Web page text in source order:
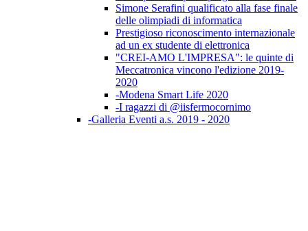
Simone Serafini qualificato alla fase finale
delle olimpiadi di informatica
Prestigioso riconoscimento internazionale
ad un ex studente di elettronica
"CREI-AMO L'IMPRESA": le quinte di
Meccatronica vincono l'edizione 2019-
2020
-Modena Smart Life 2020
-I ragazzi di @iisfermocornimo
-Galleria Eventi a.s. 2019 - 2020